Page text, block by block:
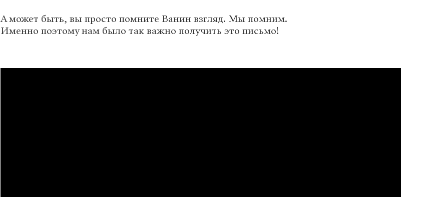
А может быть, вы просто помните Ванин взгляд. Мы помним.
Именно поэтому нам было так важно получить это письмо!